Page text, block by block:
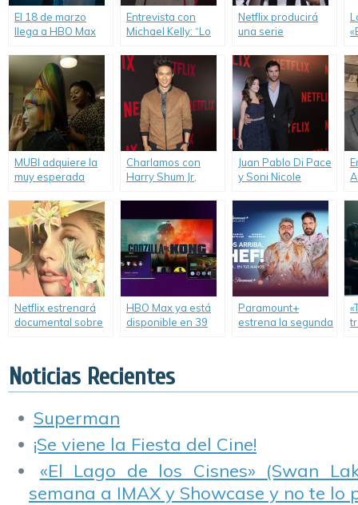
El 18 de marzo
llega a HBO Max
Crimen».
Entrevista con
Michael Kelly: “Lo
de Doug es su
lealtad hacia
Frank”.
Netflix producirá
una serie
un club de fútbol
italiano.
MUBI adquiere la
muy esperada
Deluxe»; el debut
de Thomas
Hardiman.
Charlamos con
Harry Shum Jr,
Hidden Dragon:
Sword of Destiny”.
Juan Pablo Di Pace
y Soni Nicole
recuperó el humor
inocente en la
televisión».
Netflix estrenará
documental sobre
HBO Max ya está
disponible en 39
Paramount+
estrena la segunda
Noticias Recientes
Superman
¡Se viene la Fiesta del Cine!
«El Lago de los Cisnes» (Swan
semana a IMAX y Showcase y no te lo